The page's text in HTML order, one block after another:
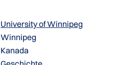
University of Winnipeg
Winnipeg
Kanada